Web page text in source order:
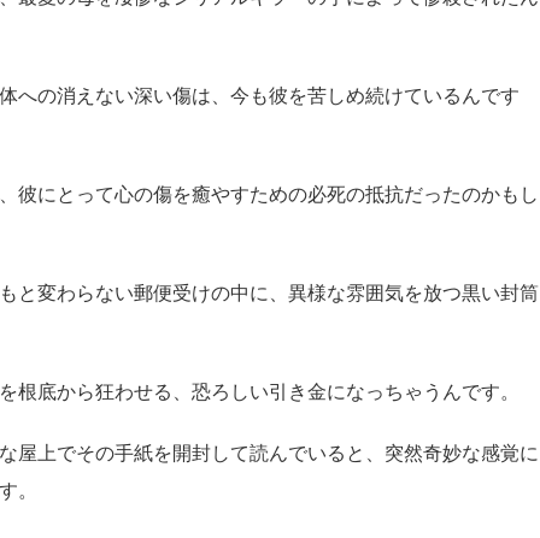
への消えない深い傷は、今も彼を苦しめ続けているんです
彼にとって心の傷を癒やすための必死の抵抗だったのかもし
と変わらない郵便受けの中に、異様な雰囲気を放つ黒い封筒
根底から狂わせる、恐ろしい引き金になっちゃうんです。
屋上でその手紙を開封して読んでいると、突然奇妙な感覚に
。